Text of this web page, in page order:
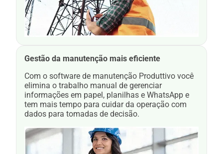
Gestão da manutenção mais eficiente
Com o software de manutenção Produttivo você
elimina o trabalho manual de gerenciar
informações em papel, planilhas e WhatsApp e
tem mais tempo para cuidar da operação com
dados para tomadas de decisão.